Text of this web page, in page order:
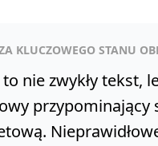
KLUCZOWEGO STANU
to nie zwykły tekst,
przypominający